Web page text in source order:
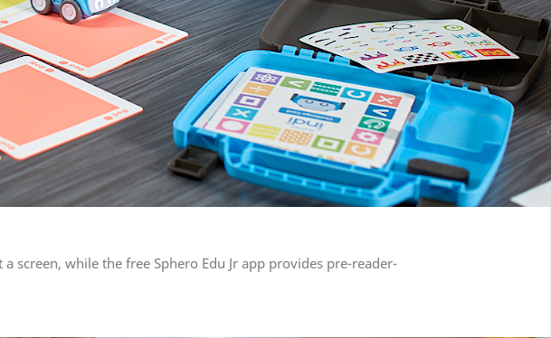
screen, while the free Sphero Edu Jr app provides pre-reader-